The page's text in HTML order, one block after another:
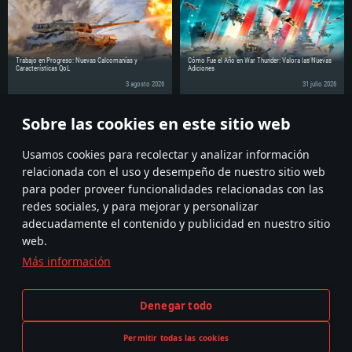
Sobre las cookies en este sitio web
Usamos cookies para recolectar y analizar información
relacionada con el uso y desempeño de nuestro sitio web
para poder proveer funcionalidades relacionadas con las
redes sociales, y para mejorar y personalizar
adecuadamente el contenido y publicidad en nuestro sitio
web.
Más información
Denegar todo
Permitir todas las cookies
Disco Duro: 62.2 GB (Cliente Completo)
Trabajo en Progreso: Nuevas Calcomanías y
Características QoL
3 agosto 2026
Cómo Fue el Año en War Thunder: Valora las Nuevas
Adiciones
31 julio 2026
¡Comparte la noticia con tus amigos!
Discuss on the Forums
Términos y Condiciones
Política de Privacidad
Ajustes de cookies